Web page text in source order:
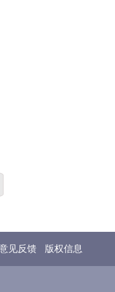
见反馈 版权信息